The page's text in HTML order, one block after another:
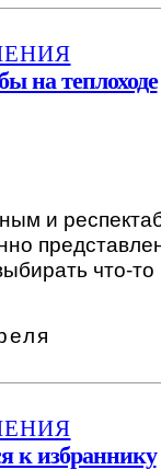
на теплоходе
и
что-
к избраннику